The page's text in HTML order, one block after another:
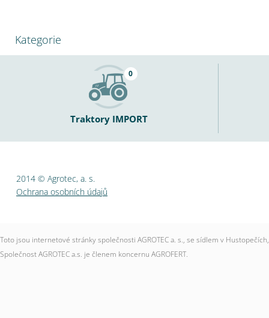
Kategorie
Traktory IMPORT
0
2014 © Agrotec, a. s.
Ochrana osobních údajů
Toto jsou internetové stránky společnosti AGROTEC a. s., se sídlem v
Společnost AGROTEC a.s. je členem koncernu AGROFERT.